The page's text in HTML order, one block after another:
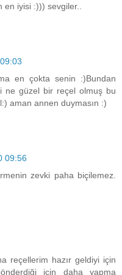
iyisi :))) sevgiler..
en çokta senin :)Bundan
ne güzel bir reçel olmuş bu
aman annen duymasın :)
09:56
zevki paha biçilemez.
reçellerim hazır geldiyi için
için daha yapma